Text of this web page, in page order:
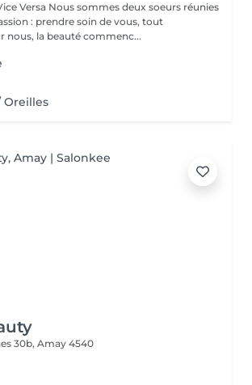
deux soeurs réunies
: prendre soin de vous, tout
nous, la beauté commenc...
Oreilles
30b, Amay 4540